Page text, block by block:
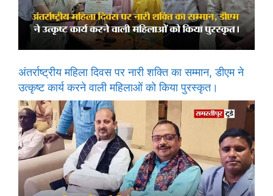
अंतर्राष्ट्रीय महिला दिवस पर नारी शक्ति का सम्मान, डीएम ने
उत्कृष्ट कार्य करने वाली महिलाओं को किया पुरस्कृत।